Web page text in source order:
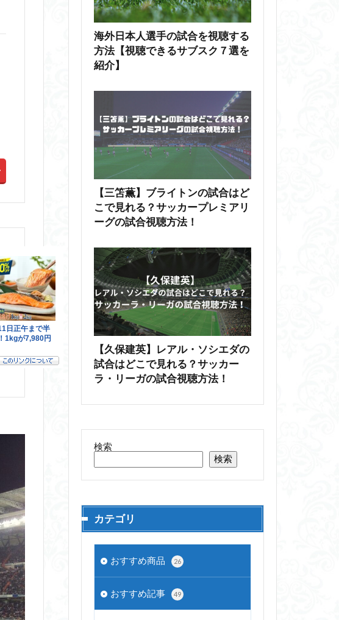
海外日本人選手の試合を視聴する
方法【視聴できるサブスク７選を
紹介】
【三笘薫】ブライトンの試合はど
こで見れる？サッカープレミアリ
ーグの試合視聴方法！
【久保建英】レアル・ソシエダの
試合はどこで見れる？サッカー
ラ・リーガの試合視聴方法！
検索
検索
カテゴリ
おすすめ商品 26
おすすめ記事 49